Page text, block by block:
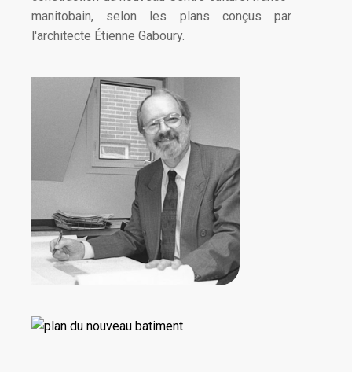
manitobain, selon les plans conçus par
l'architecte Étienne Gaboury.